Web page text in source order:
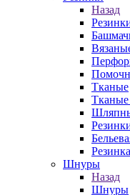
Назад
Тканые
Тканые
Шнуры
Назад
Шнуры